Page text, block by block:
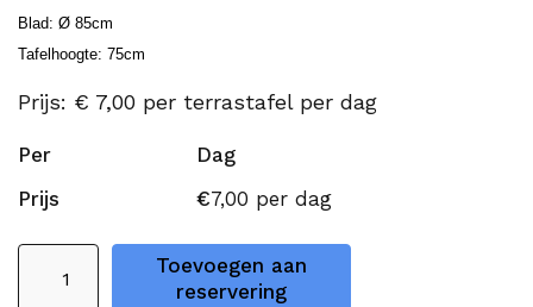
Blad: Ø 85cm
Tafelhoogte: 75cm
Prijs: € 7,00 per terrastafel per dag
Per
Dag
Prijs
€7,00 per dag
aantal
Toevoegen aan
reservering